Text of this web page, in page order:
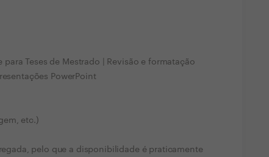
para Teses de Mestrado | Revisão e formatação
PowerPoint
etc.)
pelo que a disponibilidade é praticamente